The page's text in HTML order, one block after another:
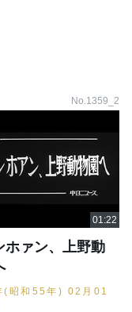
No.1359_2
ホァン、上野動
(昭和55年) 02月01